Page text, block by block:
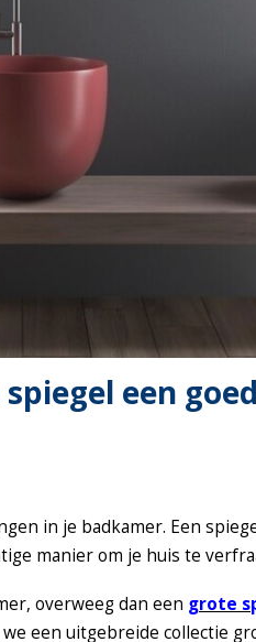
een
in je badkamer. Een
manier om je huis te
overweeg dan een grote
een uitgebreide collectie